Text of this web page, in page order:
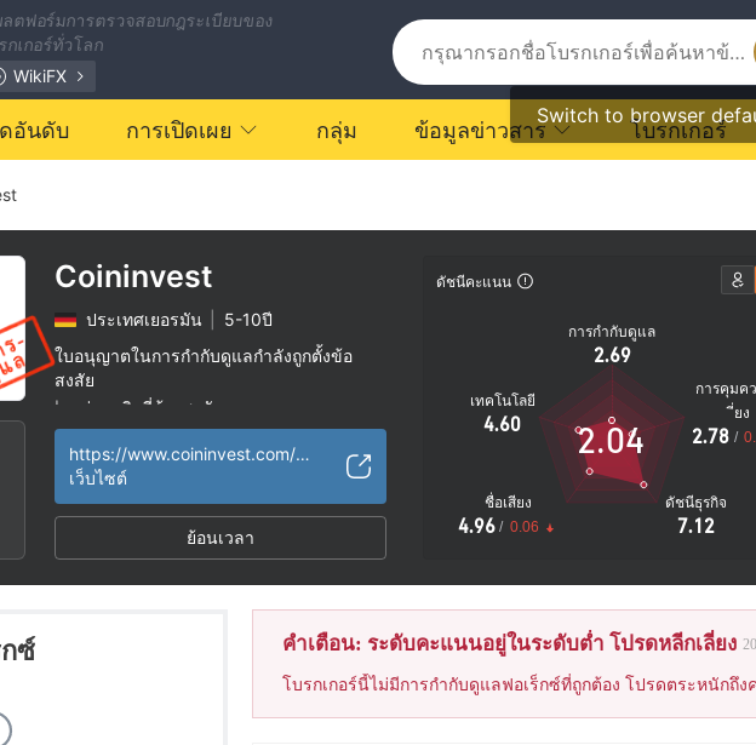
ตฟอร์มการตรวจสอบกฎระเบียบของ
กเกอร์ทั่วโลก
WikiFX
Switch to browser
อันดับ การเปิดเผย กลุ่ม ข้อมูลข่าวสาร โบรกเกอร์
Coininvest
ประเทศเยอรมัน
5-10ปี
ใบอนุญาตในการกำกับดูแลกำลังถูกตั้งข้อ
สงสัย
| กลุ่มธุรกิจที่ต้องสงสัย
|
https://www.coininvest.com/en/
เว็บไซต์
ย้อนเวลา
ดัชนีคะแนน
การกำกับดูแล
2.69
เทคโนโลยี
4.60
ชื่อเสียง
4.96 / 0.06
ดัชนีธุรกิจ
7.12
การคุมค
ี่ยง
2.78 /
2.04
ซ์ คำเตือน: ระดับคะแนนอยู่ในระดับต่ำ โปรดหลีกเลี่ยง
โบรกเกอร์นี้ไม่มีการกำกับดูแลฟอเร็กซ์ที่ถูกต้อง โปรดตระหนักถึง